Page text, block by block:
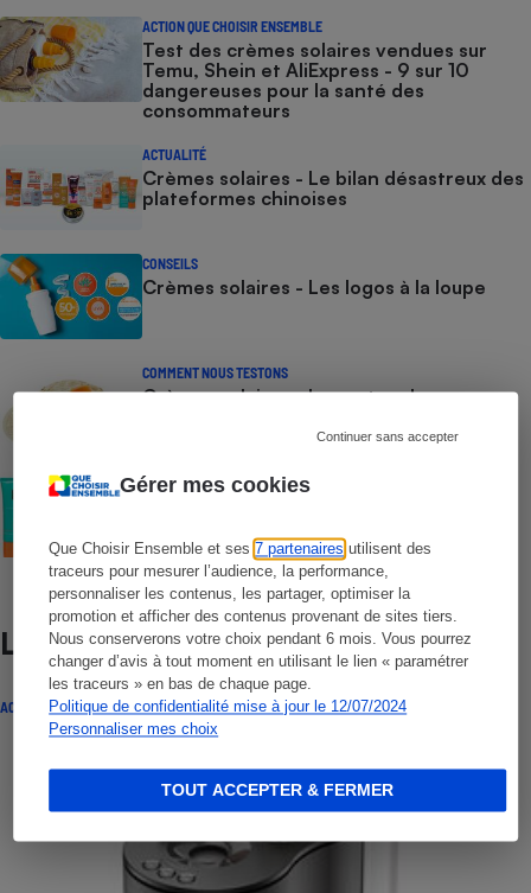
Gérer mes cookies
Que Choisir Ensemble et ses7 partenaires utilisent des
traceurs pour mesurer l’audience, la performance,
personnaliser les contenus, les partager, optimiser la
promotion et afficher des contenus provenant de sites tiers.
Nous conserverons votre choix pendant 6 mois. Vous pourrez
changer d’avis à tout moment en utilisant le lien « paramétrer
les traceurs » en bas de chaque page.
Politique de confidentialité mise à jour le 12/07/2024
Personnaliser mes choix
Continuer sans accepter
TOUT ACCEPTER & FERMER
ACTION QUE CHOISIR ENSEMBLE
Test des crèmes solaires vendues sur
Temu, Shein et AliExpress - 9 sur 10
dangereuses pour la santé des
consommateurs
ACTUALITÉ
Crèmes solaires - Le bilan désastreux des
plateformes chinoises
CONSEILS
Crèmes solaires - Les logos à la loupe
COMMENT NOUS TESTONS
Crèmes solaires - Le protocole
COMMENT NOUS TESTONS
Lire aussi
ACTUALITÉ